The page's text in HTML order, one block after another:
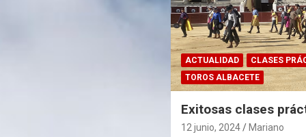
ACTUALIDAD CLASES
TOROS ALBACETE
Exitosas clases
12 junio, 2024 Mariano